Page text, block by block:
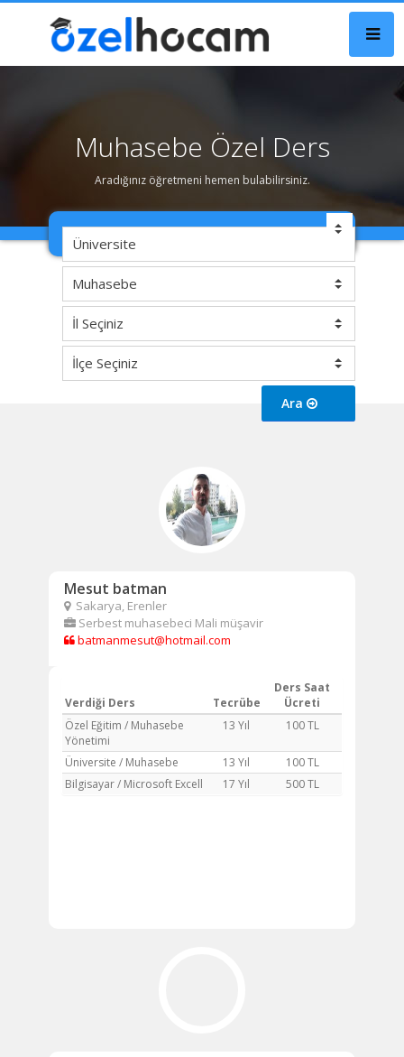
Muhasebe Özel Ders
Aradığınız öğretmeni hemen bulabilirsiniz.
Ara
Mesut batman
Sakarya, Erenler
Serbest muhasebeci Mali müşavir
batmanmesut@hotmail.com
Verdiği Ders Tecrübe
Ders Saat
Ücreti
Özel Eğitim / Muhasebe
Yönetimi
13 Yıl 100 TL
Üniversite / Muhasebe 13 Yıl
100 TL
Bilgisayar / Microsoft Excell
17 Yıl 500 TL